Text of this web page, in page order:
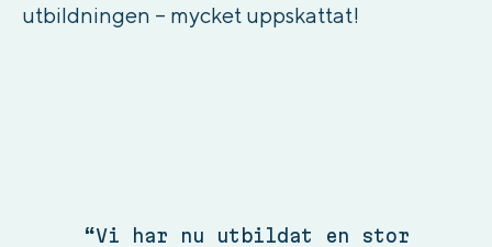
utbildningen – mycket uppskattat!
“Vi har nu utbildat en stor